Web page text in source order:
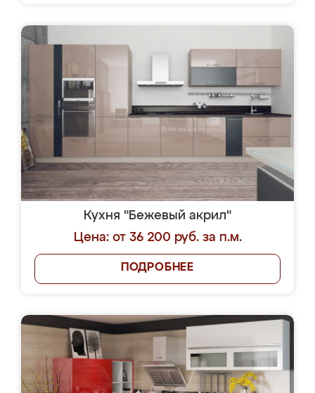
Кухня "Бежевый акрил"
Цена: от 36 200 руб. за п.м.
ПОДРОБНЕЕ